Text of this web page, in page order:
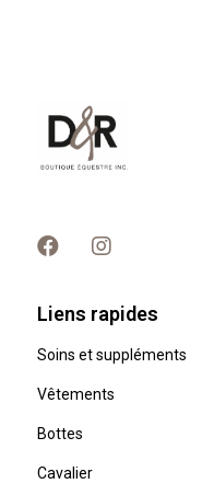
Liens rapides
Soins et suppléments
Vêtements
Bottes
Cavalier